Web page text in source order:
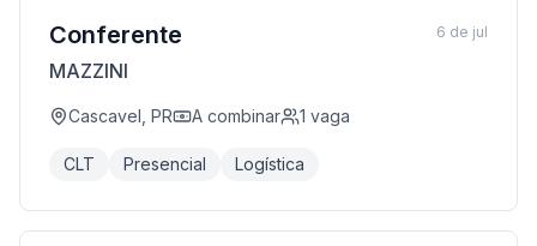
Conferente
MAZZINI
Cascavel, PR A combinar 1 vaga
CLT Presencial Logística
6 de jul